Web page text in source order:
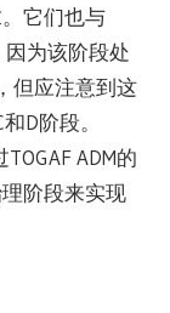
它们也与
因为该阶段处
但应注意到这
D阶段。
ADM的
阶段来实现